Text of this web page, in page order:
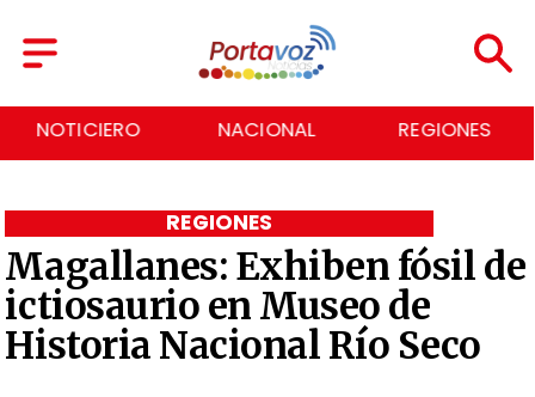
NOTICIERO NACIONAL REGIONES
Magallanes: Exhiben fósil de
ictiosaurio en Museo de
Historia Nacional Río Seco
REGIONES